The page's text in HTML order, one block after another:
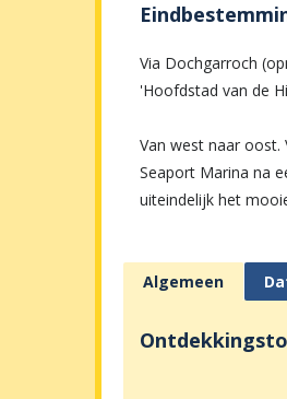
Via Dochgarroch
'Hoofdstad van de
Van west naar oost.
Seaport Marina na
uiteindelijk het
Algemeen